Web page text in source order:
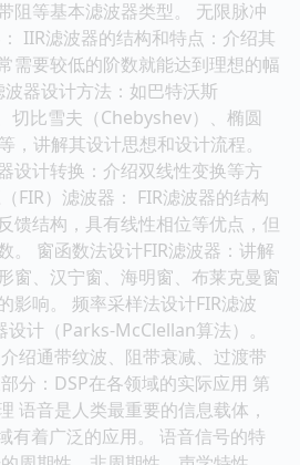
阻等基本滤波器类型。 无限脉冲
IIR滤波器的结构和特点：介绍其
需要较低的阶数就能达到理想的幅
器设计方法：如巴特沃斯
切比雪夫（Chebyshev）、椭圆
，讲解其设计思想和设计流程。
设计转换：介绍双线性变换等方
FIR）滤波器： FIR滤波器的结构
馈结构，具有线性相位等优点，但
。 窗函数法设计FIR滤波器：讲解
窗、汉宁窗、海明窗、布莱克曼窗
影响。 频率采样法设计FIR滤波
设计（Parks-McClellan算法）。
绍通带纹波、阻带衰减、过渡带
分：DSP在各领域的实际应用 第
语音是人类最重要的信息载体，
有着广泛的应用。 语音信号的特